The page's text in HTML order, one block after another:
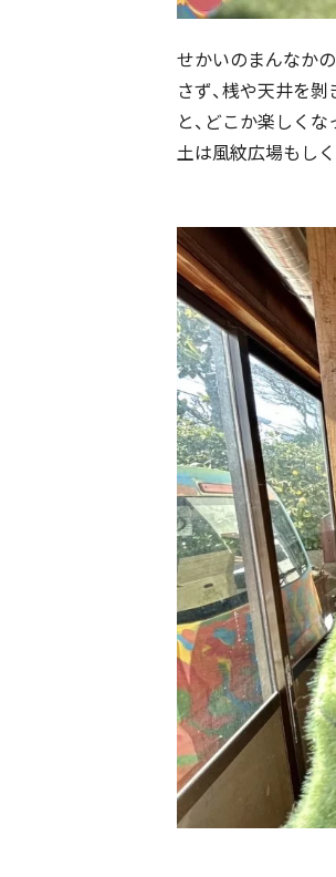
せかいのまんなか
さず、桟や天井を
と、どこか楽しくな
土は風紋広場もし